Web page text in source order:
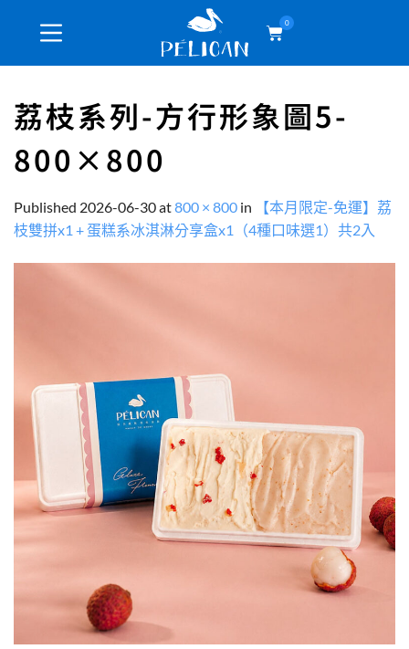
0
荔枝系列-方行形象圖5-
800×800
Published 2026-06-30at800 × 800 in
【本月限定-免運】荔
枝雙拼x1 + 蛋糕系冰淇淋分享盒x1（4種口味選1）共2入